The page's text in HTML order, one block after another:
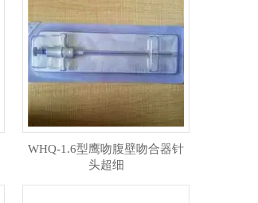
WHQ-1.6型鹰吻腹壁吻合器针
头超细